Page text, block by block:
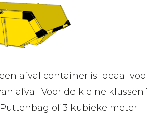
afval container is ideaal
afval. Voor de kleine klussen
of 3 kubieke meter